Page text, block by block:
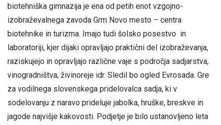
biotehniška gimnazija je ena od petih enot vzgojno-
izobraževalnega zavoda Grm Novo mesto – centra
biotehnike in turizma. Imajo tudi šolsko posestvo in
laboratoriji, kjer dijaki opravljajo praktični del izobraževanja,
raziskujejo in opravljajo različne vaje s področja sadjarstva,
vinogradništva, živinoreje idr. Sledil bo ogled Evrosada. Gre
za vodilnega slovenskega pridelovalca sadja, ki v
sodelovanju z naravo prideluje jabolka, hruške, breskve in
jagode najvišje kakovosti. Podjetje je bilo ustanovljeno leta